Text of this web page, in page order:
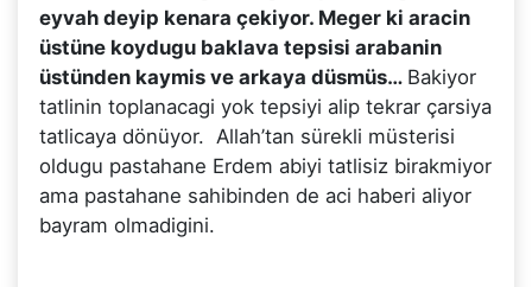
eyvah deyip kenara çekiyor. Meger ki aracin
üstüne koydugu baklava tepsisi arabanin
üstünden kaymis ve arkaya düsmüs… Bakiyor
tatlinin toplanacagi yok tepsiyi alip tekrar çarsiya
tatlicaya dönüyor. Allah’tan sürekli müsterisi
oldugu pastahane Erdem abiyi tatlisiz birakmiyor
ama pastahane sahibinden de aci haberi aliyor
bayram olmadigini.